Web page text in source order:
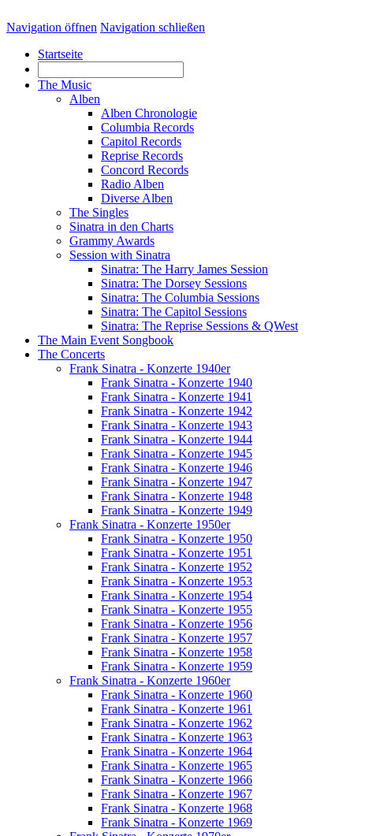
Navigation öffnen Navigation schließen
Startseite
The Music
Alben
Alben Chronologie
Columbia Records
Capitol Records
Reprise Records
Concord Records
Radio Alben
Diverse Alben
The Singles
Sinatra in den Charts
Grammy Awards
Session with Sinatra
Sinatra: The Harry James Session
Sinatra: The Dorsey Sessions
Sinatra: The Columbia Sessions
Sinatra: The Capitol Sessions
Sinatra: The Reprise Sessions & QWest
The Main Event Songbook
The Concerts
Frank Sinatra - Konzerte 1940er
Frank Sinatra - Konzerte 1940
Frank Sinatra - Konzerte 1941
Frank Sinatra - Konzerte 1942
Frank Sinatra - Konzerte 1943
Frank Sinatra - Konzerte 1944
Frank Sinatra - Konzerte 1945
Frank Sinatra - Konzerte 1946
Frank Sinatra - Konzerte 1947
Frank Sinatra - Konzerte 1948
Frank Sinatra - Konzerte 1949
Frank Sinatra - Konzerte 1950er
Frank Sinatra - Konzerte 1950
Frank Sinatra - Konzerte 1951
Frank Sinatra - Konzerte 1952
Frank Sinatra - Konzerte 1953
Frank Sinatra - Konzerte 1954
Frank Sinatra - Konzerte 1955
Frank Sinatra - Konzerte 1956
Frank Sinatra - Konzerte 1957
Frank Sinatra - Konzerte 1958
Frank Sinatra - Konzerte 1959
Frank Sinatra - Konzerte 1960er
Frank Sinatra - Konzerte 1960
Frank Sinatra - Konzerte 1961
Frank Sinatra - Konzerte 1962
Frank Sinatra - Konzerte 1963
Frank Sinatra - Konzerte 1964
Frank Sinatra - Konzerte 1965
Frank Sinatra - Konzerte 1966
Frank Sinatra - Konzerte 1967
Frank Sinatra - Konzerte 1968
Frank Sinatra - Konzerte 1969